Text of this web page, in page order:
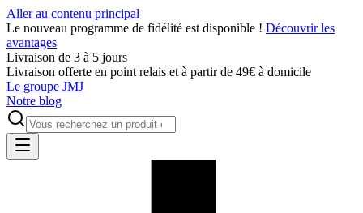
Aller au contenu principal
Le nouveau programme de fidélité est disponible ! Découvrir les
avantages
Livraison de 3 à 5 jours
Livraison offerte en point relais et à partir de 49€ à domicile
Le groupe JMJ
Notre blog